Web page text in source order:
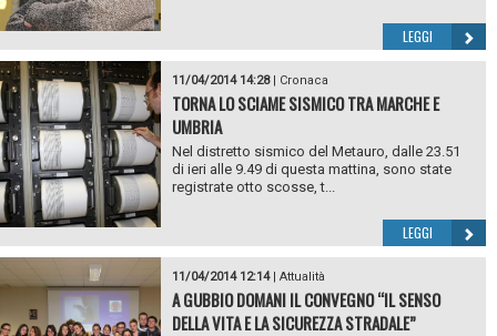
LEGGI
11/04/2014 14:28| Cronaca
TORNA LO SCIAME SISMICO TRA MARCHE E
UMBRIA
Nel distretto sismico del Metauro, dalle 23.51
di ieri alle 9.49 di questa mattina, sono state
registrate otto scosse, t...
LEGGI
11/04/2014 12:14| Attualità
A GUBBIO DOMANI IL CONVEGNO “IL SENSO
DELLA VITA E LA SICUREZZA STRADALE”